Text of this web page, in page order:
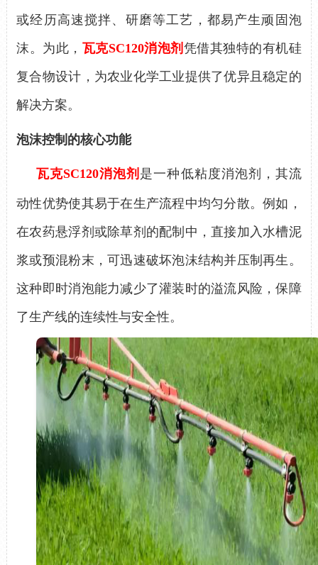
或经历高速搅拌、研磨等工艺， 都易产生顽固泡
沫。 为此， 瓦克SC120消泡剂 凭借其独特的有机硅
复合物设计，为农业化学工业提供了优异且稳定的
解决方案。
泡沫控制的核心功能
瓦克SC120消泡剂 是一种低粘度消泡剂，其流
动性优势使其易于在生产流程中均匀分散。例如，
在农药悬浮剂或除草剂的配制中，直接加入水槽泥
浆或预混粉末，可迅速破坏泡沫结构并压制再生。
这种即时消泡能力减少了灌装时的溢流风险，保障
了生产线的连续性与安全性。